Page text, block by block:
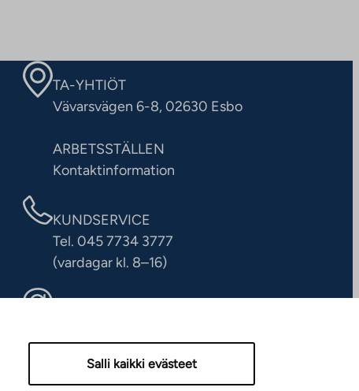
Salli kaikki evästeet
TA-YHTIÖT
Vävarsvägen 6-8, 02630 Esbo
ARBETSSTÄLLEN
Kontaktinformation
KUNDSERVICE
Tel. 045 7734 3777
(vardagar kl. 8–16)